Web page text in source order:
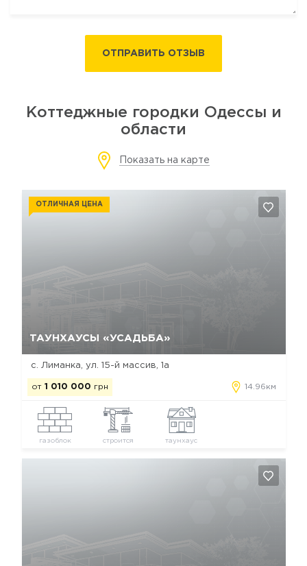
ОТПРАВИТЬ ОТЗЫВ
Коттеджные городки Одессы и
области
Показать на карте
ТАУНХАУСЫ «УСАДЬБА»
ОТЛИЧНАЯ ЦЕНА
с. Лиманка, ул. 15-й массив, 1а
от 1 010 000 грн 14.96км
газоблок строится таунхаус